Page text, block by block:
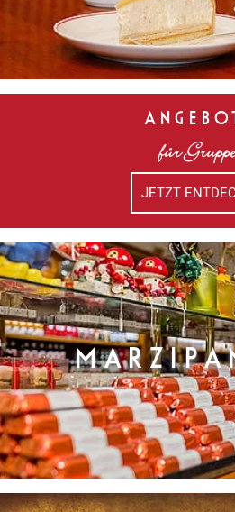
für
JETZT